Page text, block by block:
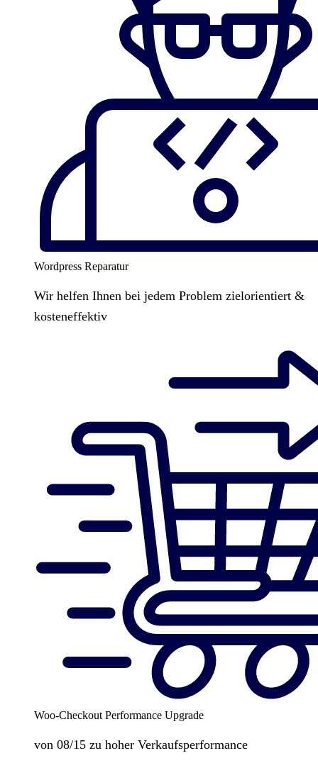
Wordpress Reparatur
Wir helfen Ihnen bei jedem Problem zielorientiert &
kosteneffektiv
Woo-Checkout Performance Upgrade
von 08/15 zu hoher Verkaufsperformance